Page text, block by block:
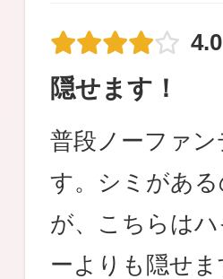
4.0
隠せます！
普段ノーファ
す。シミがあ
が、こちらは
ーよりも隠せ